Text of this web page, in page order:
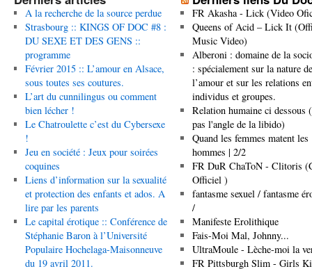
sexualité
et
protection
enfants
lire
par
A la recherche de la source perdue
Strasbourg :: KINGS OF DOC #8 :
DU SEXE ET DES GENS ::
programme
Février 2015 :: L’amour en Alsace,
sous toutes ses coutures.
L’art du cunnilingus ou comment
bien lécher !
Le Chatroulette c’est du Cybersexe
!
Jeu en société : Jeux pour soirées
coquines
Liens d’information sur la sexualité
et protection des enfants et ados. A
lire par les parents
Le capital érotique :: Conférence de
Stéphanie Baron à l’Université
Populaire Hochelaga-Maisonneuve
du 19 avril 2011.
FR Akasha - Lick (Video
Queens of Acid – Lick It
Music Video)
Alberoni : domaine de la
: spécialement sur la nature de
l’amour et sur les relations
individus et groupes.
Relation humaine ci dessous
pas l'angle de la libido)
Quand les femmes matent les
hommes | 2/2
FR DuR ChaToN - Clitoris
Officiel )
fantasme sexuel / fantasme
/
Manifeste Erolithique
Fais-Moi Mal, Johnny...
UltraMoule - Lèche-moi la
FR Pittsburgh Slim - Girls